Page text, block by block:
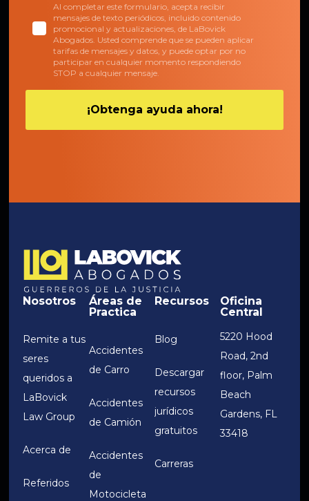
Al completar este formulario, acepta recibir
mensajes de texto periódicos, incluido contenido
promocional y actualizaciones, de LaBovick
Abogados. Usted comprende que se pueden aplicar
tarifas de mensajes y datos, y puede optar por no
participar en cualquier momento respondiendo
STOP a cualquier mensaje.
Nosotros
Remite a tus
seres
queridos a
LaBovick
Law Group
Acerca de
Referidos
Áreas de
Practica
Accidentes
de Carro
Accidentes
de Camión
Accidentes
de
Motocicleta
Recursos
Blog
Descargar
recursos
jurídicos
gratuitos
Carreras
Oficina
Central
5220 Hood
Road, 2nd
floor, Palm
Beach
Gardens, FL
33418